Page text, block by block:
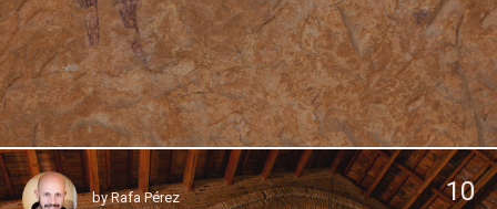
byRafa Pérez 10